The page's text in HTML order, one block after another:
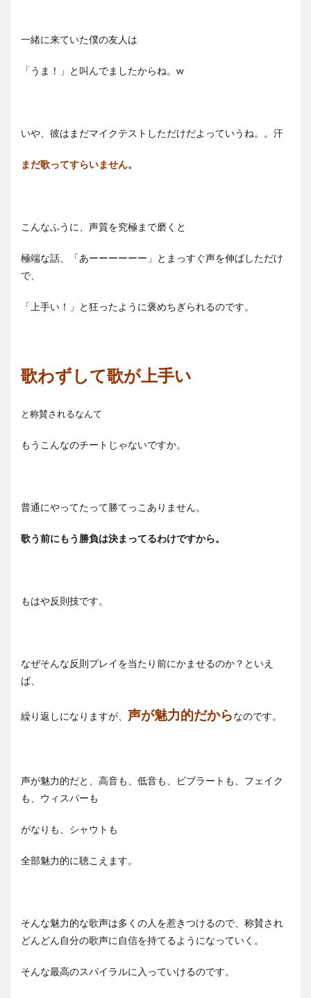
一緒に来ていた僕の友人は
「うま！」と叫んでましたからね。w
いや、彼はまだマイクテストしただけだよっていうね。。汗
まだ歌ってすらいません。
こんなふうに、声質を究極まで磨くと
極端な話、「あーーーーーー」とまっすぐ声を伸ばしただけ
で、
「上手い！」と狂ったように褒めちぎられるのです。
歌わずして歌が上手い
と称賛されるなんて
もうこんなのチートじゃないですか。
普通にやってたって勝てっこありません。
歌う前にもう勝負は決まってるわけですから。
もはや反則技です。
なぜそんな反則プレイを当たり前にかませるのか？といえ
ば、
繰り返しになりますが、 声が魅力的だからなのです。
声が魅力的だと、高音も、低音も、ビブラートも、フェイク
も、ウィスパーも
がなりも、シャウトも
全部魅力的に聴こえます。
そんな魅力的な歌声は多くの人を惹きつけるので、称賛され
どんどん自分の歌声に自信を持てるようになっていく。
そんな最高のスパイラルに入っていけるのです。